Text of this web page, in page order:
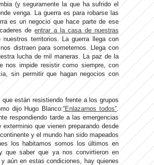
(y seguramente la que ha sufrido el
venga. La guerra es para robarse las
es un negocio que hace parte de ese
deentrar a la casa de nuestras
nuestros territorios. La guerra llega con
distraen para someternos. Llega con
lucha de mil maneras. La paz de la
nos impide resistir como siempre, con
sin permitir que hagan negocios con
están resistiendo frente a los grupos
dijo Hugo Blanco:“Enlazarnos todos”.
respondiendo tarde a las emergencias
que vienen preparando desde
y el mundo han sido mapeados
los habitamos somos los últimos en
que saber que ya nos convirtieron en
aún en estas condiciones, hay quienes